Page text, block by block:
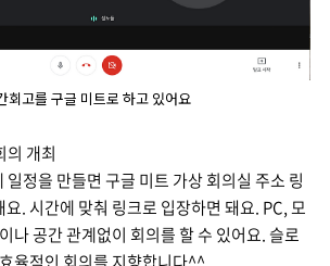
회고를 구글 미트로 하고 있어요
의 개최
정을 만들면 구글 미트 가상 회의실 주소 링
. 시간에 맞춰 링크로 입장하면 돼요. PC, 모
나 공간 관계없이 회의를 할 수 있어요. 슬로